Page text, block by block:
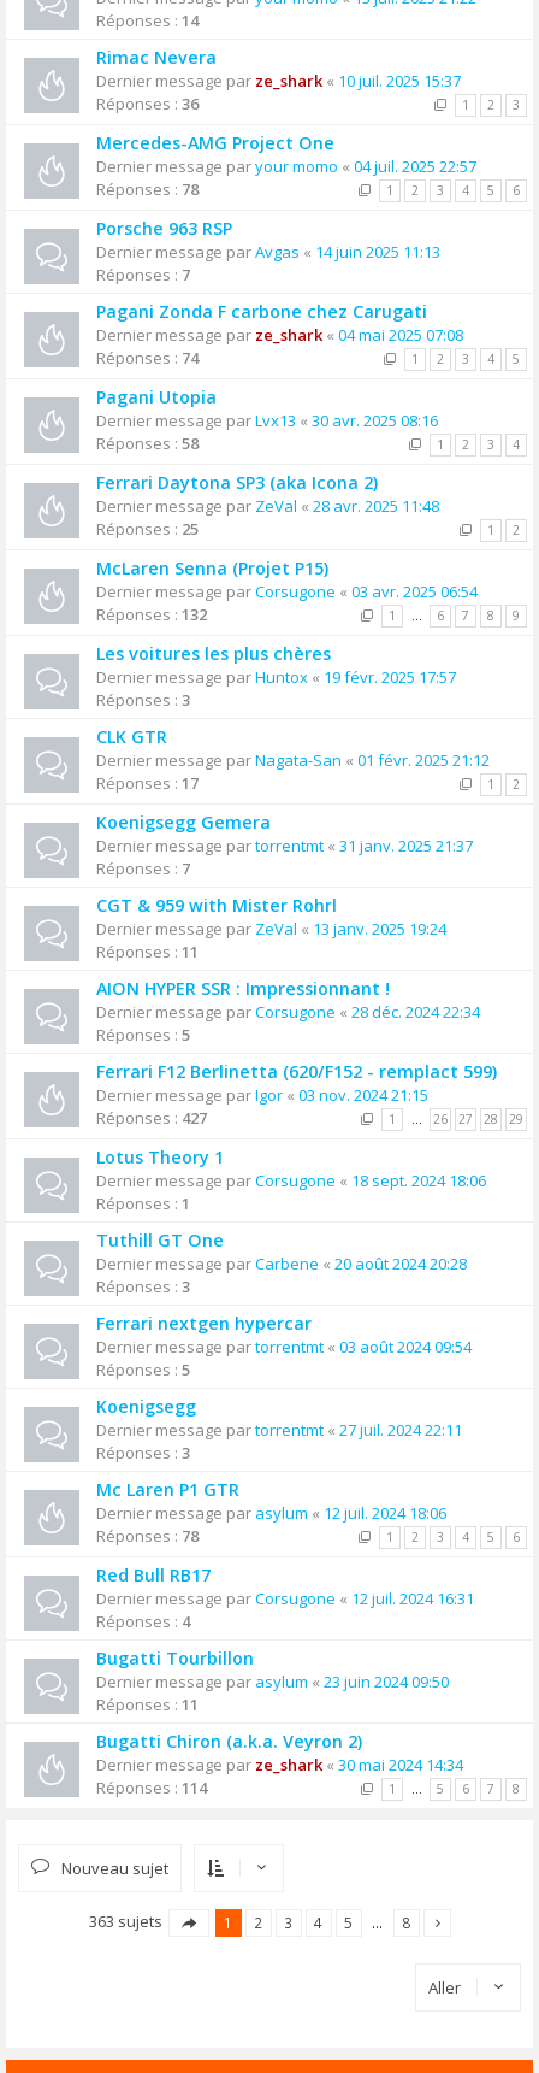
Réponses : 14
Rimac Nevera
Dernier message par ze_shark« 10 juil. 2025 15:37
Réponses : 36 1 2 3
Mercedes-AMG Project One
Dernier message paryour momo « 04 juil. 2025 22:57
Réponses : 78 1 2 3 4 5 6
Porsche 963 RSP
Dernier message parAvgas « 14 juin 2025 11:13
Réponses : 7
Pagani Zonda F carbone chez Carugati
Dernier message par ze_shark« 04 mai 2025 07:08
Réponses : 74 1 2 3 4 5
Pagani Utopia
Dernier message parLvx13 « 30 avr. 2025 08:16
Réponses : 58 1 2 3 4
Ferrari Daytona SP3 (aka Icona 2)
Dernier message par ZeVal « 28 avr. 2025 11:48
Réponses : 25 1 2
McLaren Senna (Projet P15)
Dernier message parCorsugone « 03 avr. 2025 06:54
Réponses : 132 1 … 6 7 8 9
Les voitures les plus chères
Dernier message parHuntox « 19 févr. 2025 17:57
Réponses : 3
CLK GTR
Dernier message parNagata-San « 01 févr. 2025 21:12
Réponses : 17 1 2
Koenigsegg Gemera
Dernier message partorrentmt « 31 janv. 2025 21:37
Réponses : 7
CGT & 959 with Mister Rohrl
Dernier message par ZeVal « 13 janv. 2025 19:24
Réponses : 11
AION HYPER SSR : Impressionnant !
Dernier message parCorsugone « 28 déc. 2024 22:34
Réponses : 5
Ferrari F12 Berlinetta (620/F152 - remplact 599)
Dernier message parIgor « 03 nov. 2024 21:15
Réponses : 427 1 … 26 27 28 29
Lotus Theory 1
Dernier message parCorsugone « 18 sept. 2024 18:06
Réponses : 1
Tuthill GT One
Dernier message parCarbene « 20 août 2024 20:28
Réponses : 3
Ferrari nextgen hypercar
Dernier message partorrentmt « 03 août 2024 09:54
Réponses : 5
Koenigsegg
Dernier message partorrentmt « 27 juil. 2024 22:11
Réponses : 3
Mc Laren P1 GTR
Dernier message par asylum « 12 juil. 2024 18:06
Réponses : 78 1 2 3 4 5 6
Red Bull RB17
Dernier message parCorsugone « 12 juil. 2024 16:31
Réponses : 4
Bugatti Tourbillon
Dernier message par asylum « 23 juin 2024 09:50
Réponses : 11
Bugatti Chiron (a.k.a. Veyron 2)
Dernier message par ze_shark« 30 mai 2024 14:34
Réponses : 114 1 … 5 6 7 8
Nouveau sujet
363 sujets 1 2 3 4 5 … 8
Aller